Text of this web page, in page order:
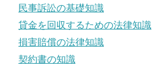
民事訴訟の基礎知識
貸金を回収するための法律知識
損害賠償の法律知識
契約書の知識